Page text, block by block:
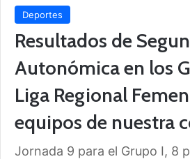
Deportes
Resultados de
Autonómica en los
Liga Regional
equipos de nuestra
Jornada 9 para el Grupo I, 8